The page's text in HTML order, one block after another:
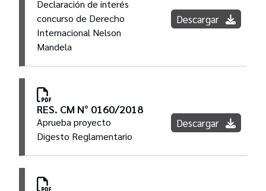
Declaración de interés
concurso de Derecho
Internacional Nelson
Mandela
Descargar
RES. CM N° 0160/2018
Aprueba proyecto
Digesto Reglamentario
Descargar